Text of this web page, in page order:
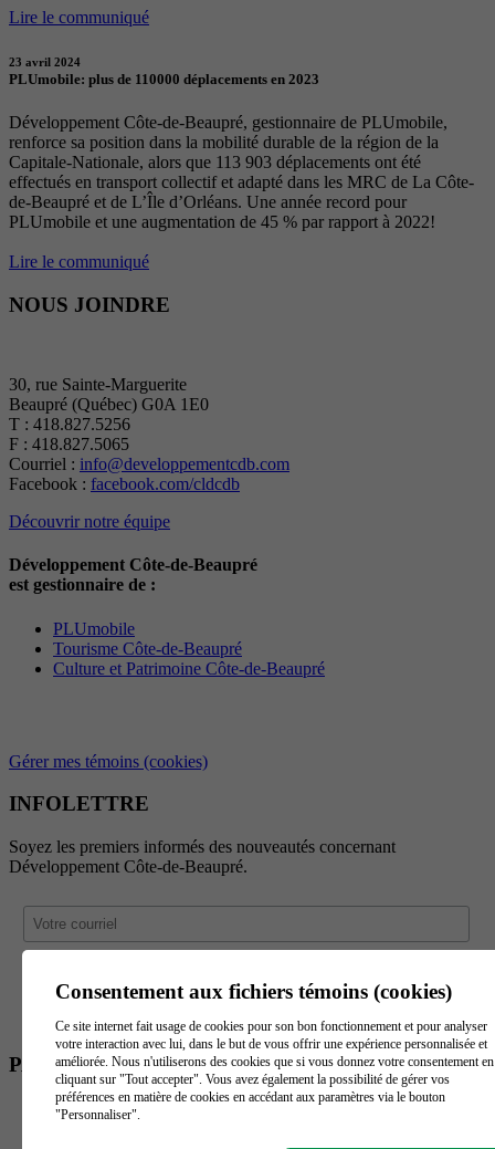
Lire le communiqué
23 avril 2024
PLUmobile: plus de 110000 déplacements en 2023
Développement Côte-de-Beaupré, gestionnaire de PLUmobile,
renforce sa position dans la mobilité durable de la région de la
Capitale-Nationale, alors que 113 903 déplacements ont été
effectués en transport collectif et adapté dans les MRC de La Côte-
de-Beaupré et de L’Île d’Orléans. Une année record pour
PLUmobile et une augmentation de 45 % par rapport à 2022!
Lire le communiqué
NOUS JOINDRE
30, rue Sainte-Marguerite
Beaupré (Québec) G0A 1E0
T : 418.827.5256
F : 418.827.5065
Courriel : info@developpementcdb.com
Facebook : facebook.com/cldcdb
Découvrir notre équipe
Développement Côte-de-Beaupré
est gestionnaire de :
PLUmobile
Tourisme Côte-de-Beaupré
Culture et Patrimoine Côte-de-Beaupré
Gérer mes témoins (cookies)
INFOLETTRE
Soyez les premiers informés des nouveautés concernant
Développement Côte-de-Beaupré.
PARTENAIRES
Consentement aux fichiers témoins (cookies)
Ce site internet fait usage de cookies pour son bon fonctionnement et pour analyser
votre interaction avec lui, dans le but de vous offrir une expérience personnalisée et
améliorée. Nous n'utiliserons des cookies que si vous donnez votre consentement en
cliquant sur "Tout accepter". Vous avez également la possibilité de gérer vos
préférences en matière de cookies en accédant aux paramètres via le bouton
"Personnaliser".